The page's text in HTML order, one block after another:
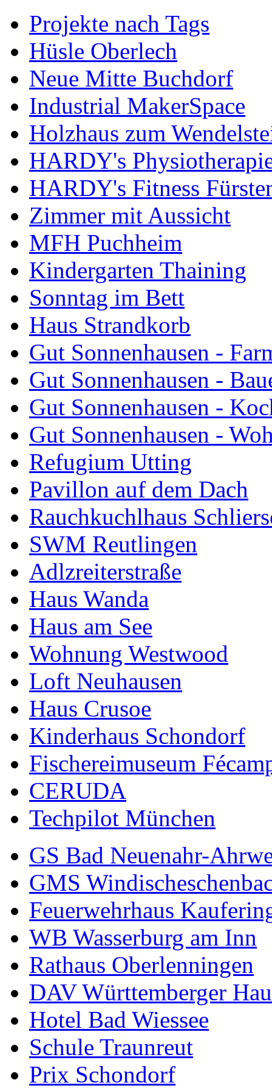
Projekte nach Tags
Hüsle Oberlech
Neue Mitte Buchdorf
Industrial MakerSpace
Holzhaus zum
HARDY's
HARDY's Fitness
Zimmer mit Aussicht
MFH Puchheim
Kindergarten Thaining
Sonntag im Bett
Haus Strandkorb
Gut Sonnenhausen -
Gut Sonnenhausen -
Gut Sonnenhausen -
Gut Sonnenhausen -
Refugium Utting
Pavillon auf dem Dach
Rauchkuchlhaus
SWM Reutlingen
Adlzreiterstraße
Haus Wanda
Haus am See
Wohnung Westwood
Loft Neuhausen
Haus Crusoe
Kinderhaus Schondorf
Fischereimuseum
CERUDA
Techpilot München
GS Bad Neuenahr-
GMS
Feuerwehrhaus
WB Wasserburg am Inn
Rathaus Oberlenningen
DAV Württemberger
Hotel Bad Wiessee
Schule Traunreut
Prix Schondorf